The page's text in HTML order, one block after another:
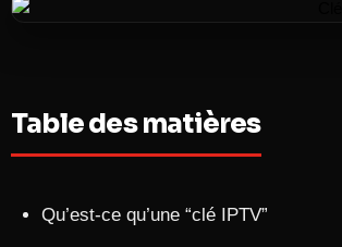
Table des matières
Qu’est-ce qu’une “clé IPTV”